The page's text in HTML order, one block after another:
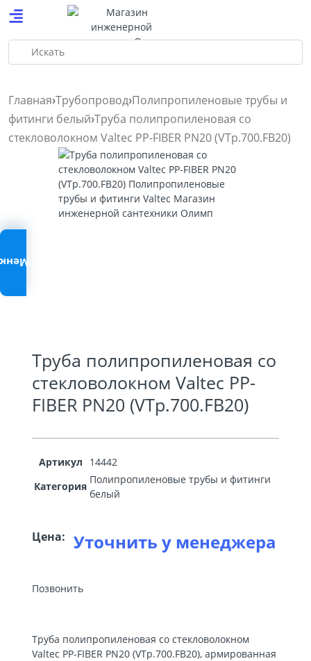
Искать
Главная Трубопровод Полипропиленовые трубы и
фитинги белый Труба полипропиленовая со
стекловолокном Valtec PP-FIBER PN20 (VTp.700.FB20)
Труба полипропиленовая со
стекловолокном Valtec PP-
FIBER PN20 (VTp.700.FB20)
Артикул
14442
Категория
Полипропиленовые трубы и фитинги
белый
Цена: Уточнить у менеджера
Позвонить
Труба полипропиленовая со стекловолокном
Valtec PP-FIBER PN20 (VTp.700.FB20), армированная